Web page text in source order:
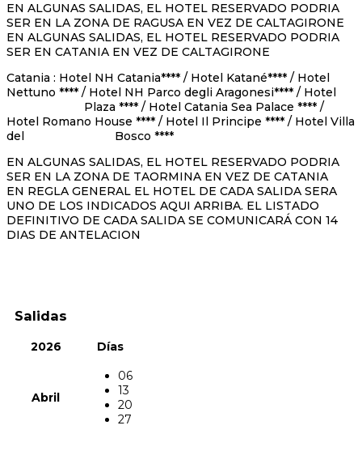
EN ALGUNAS SALIDAS, EL HOTEL RESERVADO PODRIA
SER EN LA ZONA DE RAGUSA EN VEZ DE CALTAGIRONE
EN ALGUNAS SALIDAS, EL HOTEL RESERVADO PODRIA
SER EN CATANIA EN VEZ DE CALTAGIRONE
Catania : Hotel NH Catania**** / Hotel Katané**** / Hotel
Nettuno **** / Hotel NH Parco degli Aragonesi**** / Hotel
Plaza **** / Hotel Catania Sea Palace **** /
Hotel Romano House **** / Hotel Il Principe **** / Hotel Villa
del Bosco ****
EN ALGUNAS SALIDAS, EL HOTEL RESERVADO PODRIA
SER EN LA ZONA DE TAORMINA EN VEZ DE CATANIA
EN REGLA GENERAL EL HOTEL DE CADA SALIDA SERA
UNO DE LOS INDICADOS AQUI ARRIBA. EL LISTADO
DEFINITIVO DE CADA SALIDA SE COMUNICARÁ CON 14
DIAS DE ANTELACION
Salidas
2026 Días
Abril
06
13
20
27